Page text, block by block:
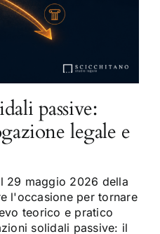
passive:
legale e
29 maggio 2026 della
l'occasione per tornare
teorico e pratico
solidali passive: il